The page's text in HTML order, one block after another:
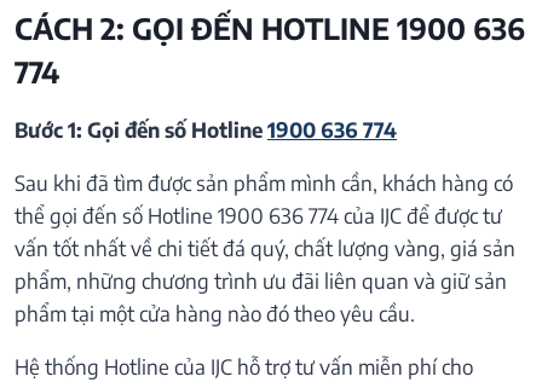
CÁCH 2: GỌI ĐẾN HOTLINE 1900 636
774
Bước 1: Gọi đến số Hotline1900 636 774
Sau khi đã tìm được sản phẩm mình cần, khách hàng có
thể gọi đến số Hotline 1900 636 774 của IJC để được tư
vấn tốt nhất về chi tiết đá quý, chất lượng vàng, giá sản
phẩm, những chương trình ưu đãi liên quan và giữ sản
phẩm tại một cửa hàng nào đó theo yêu cầu.
Hệ thống Hotline của IJC hỗ trợ tư vấn miễn phí cho